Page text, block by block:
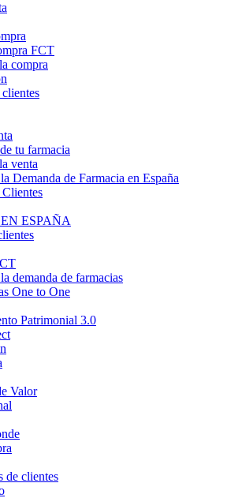
FCT
compra
tu farmacia
venta
Demanda de Farmacia en España
ESPAÑA
demanda de farmacias
One to One
Patrimonial 3.0
Valor
de clientes